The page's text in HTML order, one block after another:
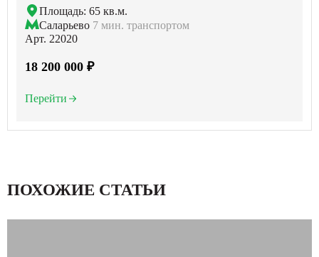
Площадь: 65 кв.м.
Саларьево 7 мин. транспортом
Арт. 22020
18 200 000 ₽
Перейти
ПОХОЖИЕ СТАТЬИ